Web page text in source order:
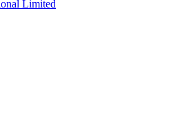
Limited